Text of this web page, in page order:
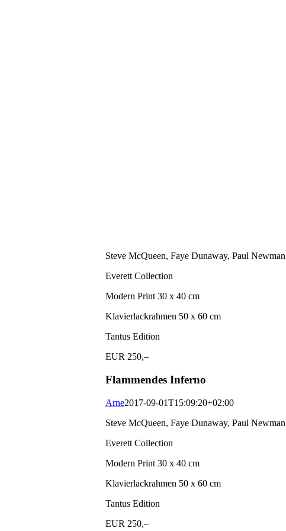
Steve McQueen, Faye Dunaway, Paul Newman
Everett Collection
Modern Print 30 x 40 cm
Klavierlackrahmen 50 x 60 cm
Tantus Edition
EUR 250,–
Flammendes Inferno
Arne2017-09-01T15:09:20+02:00
Steve McQueen, Faye Dunaway, Paul Newman
Everett Collection
Modern Print 30 x 40 cm
Klavierlackrahmen 50 x 60 cm
Tantus Edition
EUR 250,–